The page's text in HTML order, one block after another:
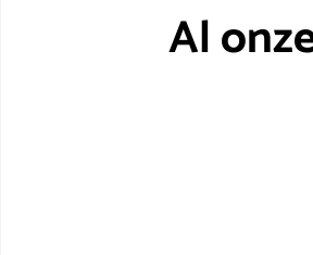
Al